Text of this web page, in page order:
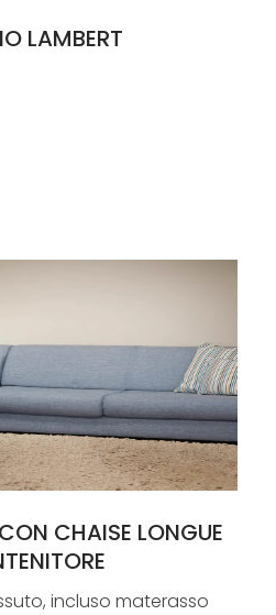
LAMBERT
CHAISE LONGUE
incluso materasso